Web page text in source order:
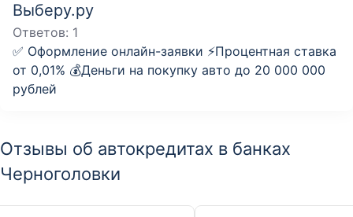
Выберу.ру
Ответов: 1
✅ Оформление онлайн-заявки ⚡️Процентная ставка
от 0,01% 💰Деньги на покупку авто до 20 000 000
рублей
Отзывы об автокредитах в банках
Черноголовки